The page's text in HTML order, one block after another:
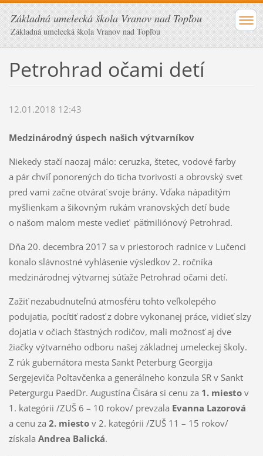
Základná umelecká škola Vranov nad Topľou
Základná umelecká škola Vranov nad Topľou
Petrohrad očami detí
12.01.2018 12:43
Medzinárodný úspech našich výtvarníkov
Niekedy stačí naozaj málo: ceruzka, štetec, vodové farby
a pár chvíľ ponorených do ticha tvorivosti a obrovský svet
pred vami začne otvárať svoje brány. Vďaka nápaditým
myšlienkam a šikovným rukám vranovských detí bude
o našom malom meste vedieť päťmiliónový Petrohrad.
Dňa 20. decembra 2017 sa v priestoroch radnice v Lučenci
konalo slávnostné vyhlásenie výsledkov 2. ročníka
medzinárodnej výtvarnej súťaže Petrohrad očami detí.
Zažiť nezabudnuteľnú atmosféru tohto veľkolepého
podujatia, pocítiť radosť z dobre vykonanej práce, vidieť slzy
dojatia v očiach šťastných rodičov, mali možnosť aj dve
žiačky výtvarného odboru našej základnej umeleckej školy.
Z rúk gubernátora mesta Sankt Peterburg Georgija
Sergejeviča Poltavčenka a generálneho konzula SR v Sankt
Petergurgu PaedDr. Augustína Čisára si cenu za 1. miestov
1. kategórii /ZUŠ 6 – 10 rokov/ prevzala Evanna Lazorová
a cenu za 2. miestov 2. kategórii /ZUŠ 11 – 15 rokov/
získala Andrea Balická.